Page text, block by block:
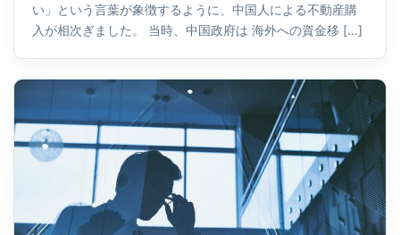
い」という言葉が象徴するように、中国人による不動産購
入が相次ぎました。 当時、中国政府は 海外への資金移 […]